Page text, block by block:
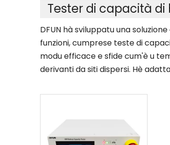
Tester di capacità di
DFUN hà sviluppatu una
funzioni, cumprese teste di
modu efficace e sfide cum'è u
derivanti da siti dispersi. Hè